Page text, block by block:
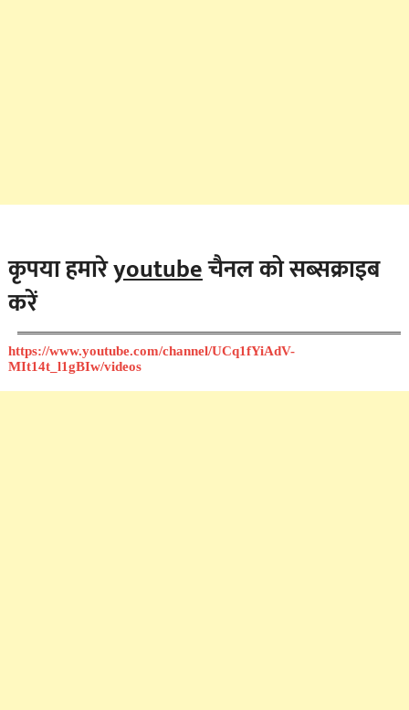
कृपया हमारेyoutubeचैनल को सब्सक्राइब
करें
https://www.youtube.com/channel/UCq1fYiAdV-
MIt14t_l1gBIw/videos